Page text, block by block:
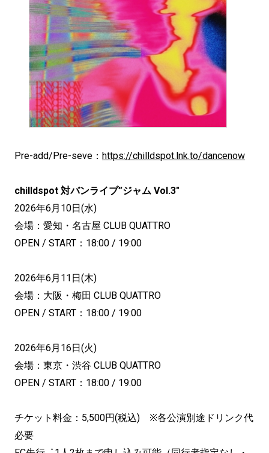
Pre-add/Pre-seve： https://chilldspot.lnk.to/dancenow
chilldspot 対バンライブ”ジャム Vol.3″
2026年6月10日(水)
会場：愛知・名古屋 CLUB QUATTRO
OPEN / START：18:00 / 19:00
2026年6月11日(木)
会場：大阪・梅田 CLUB QUATTRO
OPEN / START：18:00 / 19:00
2026年6月16日(火)
会場：東京・渋谷 CLUB QUATTRO
OPEN / START：18:00 / 19:00
チケット料金：5,500円(税込) ※各公演別途ドリンク代
必要